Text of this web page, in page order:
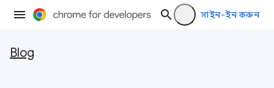
সাইন-ইন করুন
Blog